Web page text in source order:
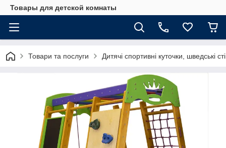
Товары для детской комнаты
Товари та послуги Дитячі спортивні куточки, шведські